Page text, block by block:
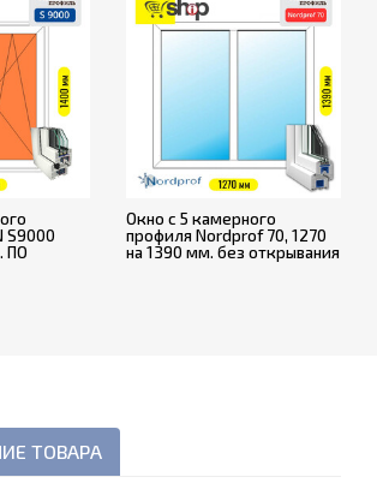
S9000
ПО
Окно с 5 камерного
профиля Nordprof 70, 1270
на 1390 мм. без открывания
ТОВАРА